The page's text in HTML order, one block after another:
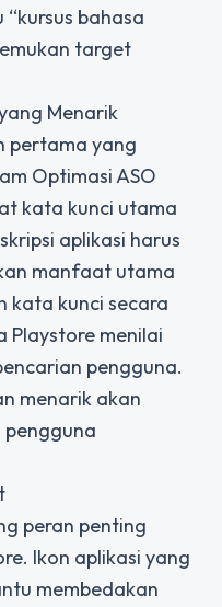
bahasa
target
Menarik
pertama yang
Optimasi ASO
kata kunci utama
aplikasi harus
manfaat utama
kata kunci secara
Playstore menilai
pengguna.
menarik akan
peran penting
Ikon aplikasi yang
membedakan